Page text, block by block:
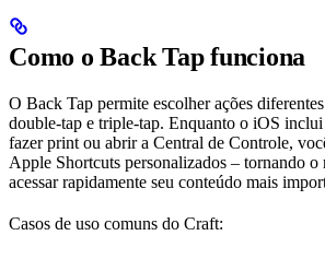
Como o Back Tap funciona
O Back Tap permite escolher ações
double-tap e triple-tap. Enquanto o iOS inclui
fazer print ou abrir a Central de Controle,
Apple Shortcuts personalizados – tornando o
acessar rapidamente seu conteúdo mais
Casos de uso comuns do Craft: